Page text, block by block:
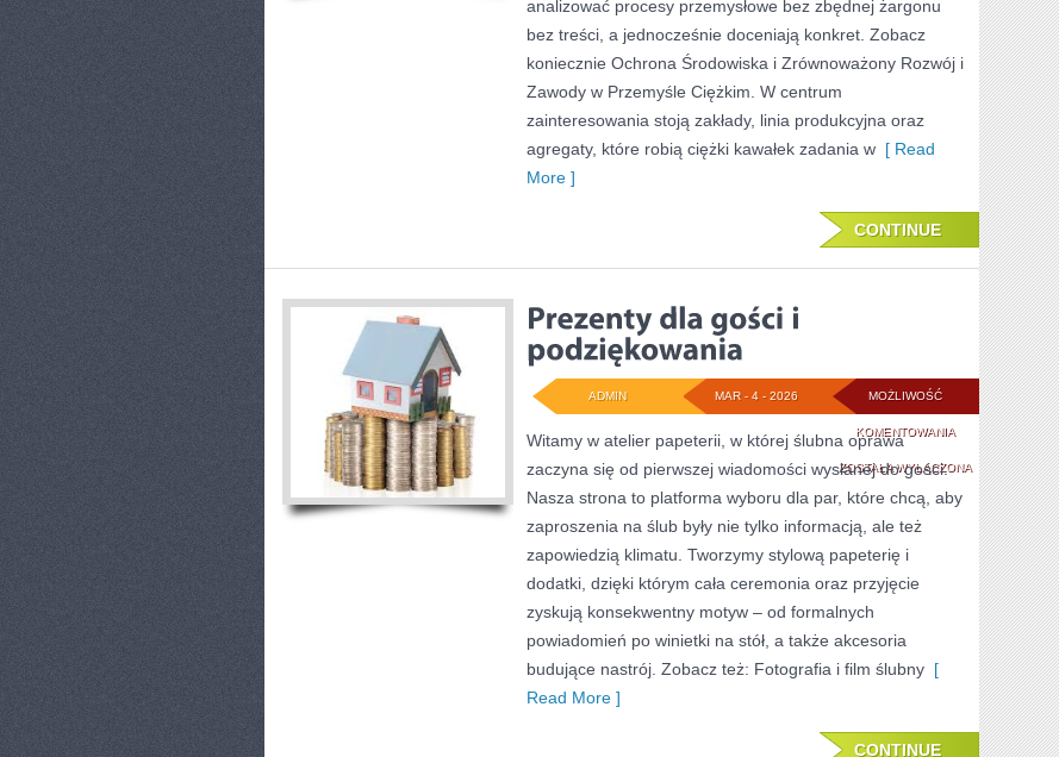
analizować procesy przemysłowe bez zbędnej żargonu
bez treści, a jednocześnie doceniają konkret. Zobacz
koniecznie Ochrona Środowiska i Zrównoważony Rozwój i
Zawody w Przemyśle Ciężkim. W centrum
zainteresowania stoją zakłady, linia produkcyjna oraz
agregaty, które robią ciężki kawałek zadania w [ Read
More ]
CONTINUE
MOŻLIWOŚĆ
KOMENTOWANIAPREZENTY
DLA
GOŚCI
PODZIĘKOWANIA
ZOSTAŁA WYŁĄCZONA
MAR - 4 - 2026
ADMIN
Witamy w atelier papeterii, w której ślubna oprawa
zaczyna się od pierwszej wiadomości wysłanej do gości.
Nasza strona to platforma wyboru dla par, które chcą, aby
zaproszenia na ślub były nie tylko informacją, ale też
zapowiedzią klimatu. Tworzymy stylową papeterię i
dodatki, dzięki którym cała ceremonia oraz przyjęcie
zyskują konsekwentny motyw – od formalnych
powiadomień po winietki na stół, a także akcesoria
budujące nastrój. Zobacz też: Fotografia i film ślubny [
Read More ]
CONTINUE